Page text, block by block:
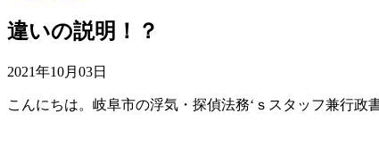
違いの説明！？
2021年10月03日
こんにちは。岐阜市の浮気・探偵法務‘ｓスタッフ兼行政